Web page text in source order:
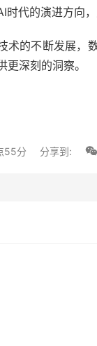
时代的演进方向
术的不断发展，
更深刻的洞察。
55分 分享到: